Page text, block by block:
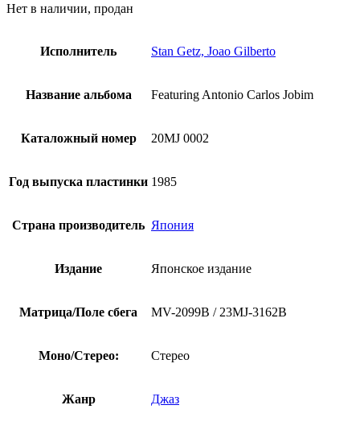
Нет в наличии, продан
Исполнитель Stan Getz, Joao Gilberto
Название альбома Featuring Antonio Carlos Jobim
Каталожный номер 20MJ 0002
Год выпуска пластинки 1985
Страна производитель Япония
Издание Японское издание
Матрица/Поле сбега MV-2099B / 23MJ-3162B
Моно/Стерео: Стерео
Жанр Джаз